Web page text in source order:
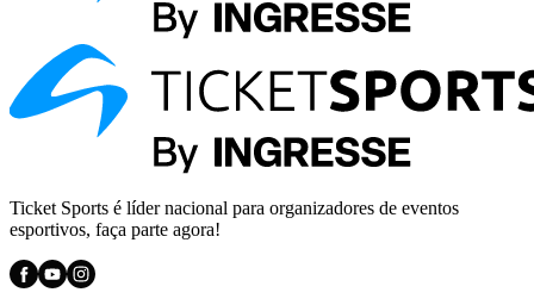
Ticket Sports é líder nacional para organizadores de eventos
esportivos, faça parte agora!